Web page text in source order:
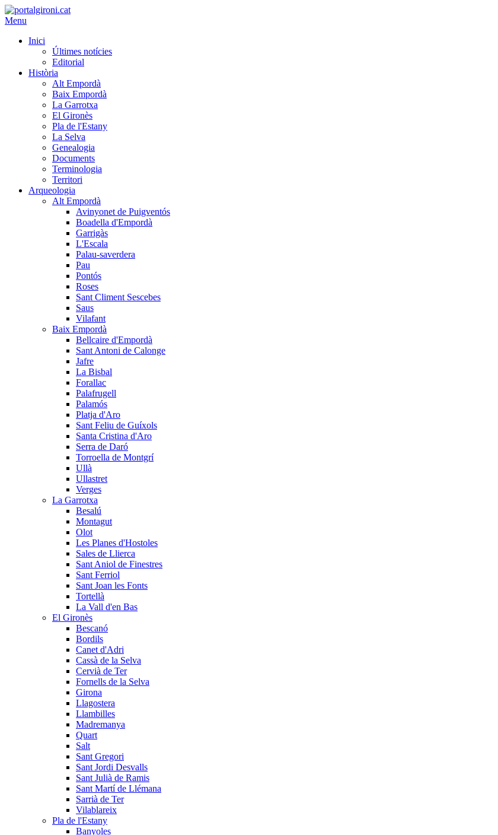
Menu
Inici
Últimes notícies
Editorial
Història
Alt Empordà
Baix Empordà
La Garrotxa
El Gironès
Pla de l'Estany
La Selva
Genealogia
Documents
Terminologia
Territori
Arqueologia
Alt Empordà
Avinyonet de Puigventós
Boadella d'Empordà
Garrigàs
L'Escala
Palau-saverdera
Pau
Pontós
Roses
Sant Climent Sescebes
Saus
Vilafant
Baix Empordà
Bellcaire d'Empordà
Sant Antoni de Calonge
Jafre
La Bisbal
Forallac
Palafrugell
Palamós
Platja d'Aro
Sant Feliu de Guíxols
Santa Cristina d'Aro
Serra de Daró
Torroella de Montgrí
Ullà
Ullastret
Verges
La Garrotxa
Besalú
Montagut
Olot
Les Planes d'Hostoles
Sales de Llierca
Sant Aniol de Finestres
Sant Ferriol
Sant Joan les Fonts
Tortellà
La Vall d'en Bas
El Gironès
Bescanó
Bordils
Canet d'Adri
Cassà de la Selva
Cervià de Ter
Fornells de la Selva
Girona
Llagostera
Llambilles
Madremanya
Quart
Salt
Sant Gregori
Sant Jordi Desvalls
Sant Julià de Ramis
Sant Martí de Llémana
Sarrià de Ter
Vilablareix
Pla de l'Estany
Banyoles